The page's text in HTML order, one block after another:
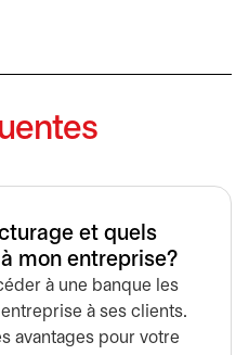
et quels
mon entreprise?
à une banque les
à ses clients.
avantages pour votre